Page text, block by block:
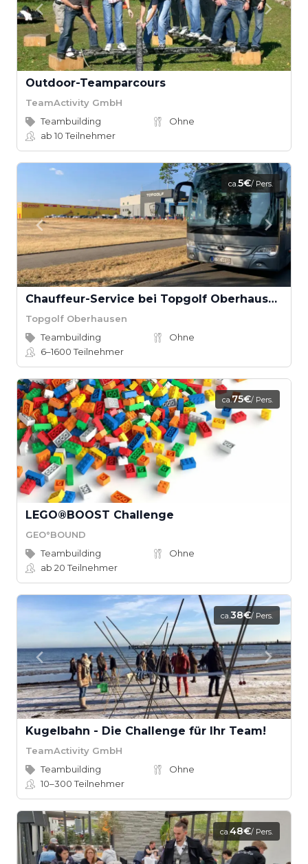
Outdoor-Teamparcours
TeamActivity GmbH
Teambuilding
Ohne
ab 10Teilnehmer
ca.5€/ Pers.
Chauffeur-Service bei Topgolf Oberhausen
Topgolf Oberhausen
Teambuilding
Ohne
6–1600Teilnehmer
ca.75€/ Pers.
LEGO®BOOST Challenge
GEO°BOUND
Teambuilding
Ohne
ab 20Teilnehmer
ca.38€/ Pers.
Kugelbahn - Die Challenge für Ihr Team!
TeamActivity GmbH
Teambuilding
Ohne
10–300Teilnehmer
ca.48€/ Pers.